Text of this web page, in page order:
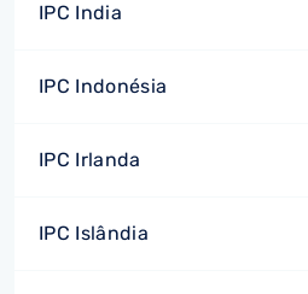
IPC India
IPC Indonésia
IPC Irlanda
IPC Islândia